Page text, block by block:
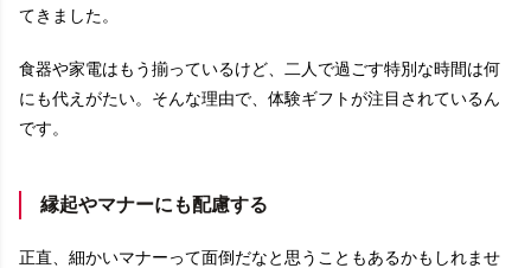
てきました。
食器や家電はもう揃っているけど、二人で過ごす特別な時間は何
にも代えがたい。そんな理由で、体験ギフトが注目されているん
です。
縁起やマナーにも配慮する
正直、細かいマナーって面倒だなと思うこともあるかもしれませ